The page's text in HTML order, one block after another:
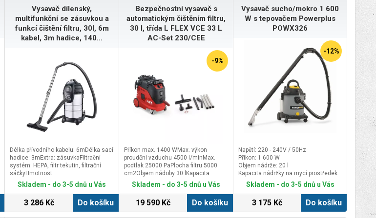
Vysavač dílenský,
multifunkční se zásuvkou a
funkcí čištění filtru, 30l, 6m
kabel, 3m hadice, 140...
Délka přívodního kabelu: 6mDélka sací
hadice: 3mExtra: zásuvkaFiltrační
systém: HEPA, filtr tekutin, filtrační
sáčkyHmotnost:
6,8kgNapětí/frekvence:
230V/50HzObjem nádoby: 30lPrůtok
1400WPříslušenství: hubice -
podlahová, štěrbinová, kartáčová a
Skladem - do 3-5 dnů u Vás
3 286 Kč Do košíku
Bezpečnostní vysavač s
automatickým čištěním filtru,
30 l, třída L FLEX VCE 33 L
AC-Set 230/CEE
-9%
Příkon max. 1400 WMax. výkon
proudění vzduchu 4500 l/minMax.
podtlak 25000 PaPlocha filtru 5000
cm2Objem nádoby 30 lKapacita
nádoby - kapalina 17 lZásuvka na
nářadí 100-2400 WRozměry (d x š x v)
mHmotnost 15,2 kg
Skladem - do 3-5 dnů u Vás
19 590 Kč Do košíku
Vysavač sucho/mokro 1 600
W s tepovačem Powerplus
POWX326
-12%
Napětí: 220 - 240V / 50Hz
Příkon: 1 600 W
Objem nádrže: 20 l
Kapacita nádržky na mycí prostředek:
Skladem - do 3-5 dnů u Vás
3 175 Kč Do košíku